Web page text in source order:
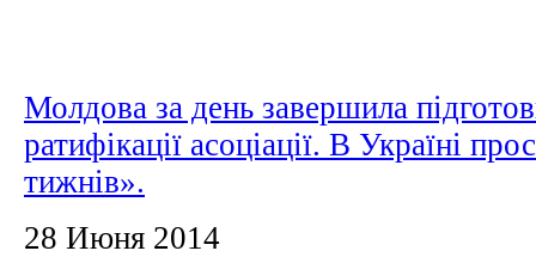
Молдова за день завершила
ратифікації асоціації. В Україні
тижнів».
28 Июня 2014